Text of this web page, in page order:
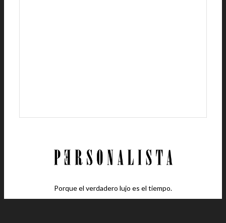
Porque el verdadero lujo es el tiempo.